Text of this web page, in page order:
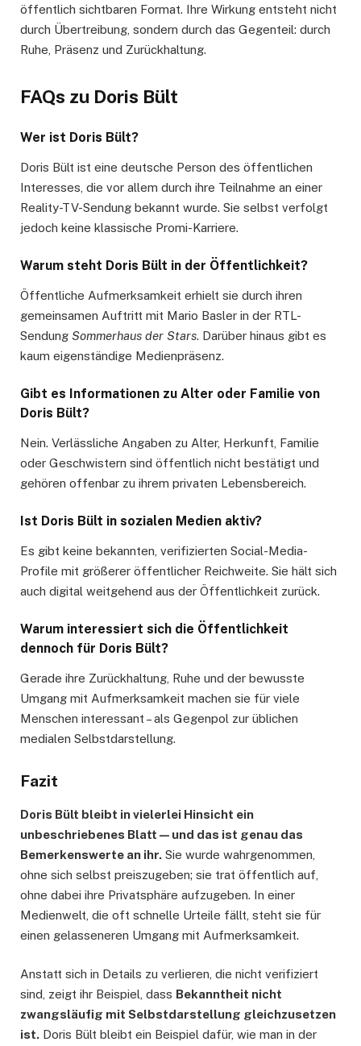
öffentlich sichtbaren Format. Ihre Wirkung entsteht nicht
durch Übertreibung, sondern durch das Gegenteil: durch
Ruhe, Präsenz und Zurückhaltung.
FAQs zu Doris Bült
Wer ist Doris Bült?
Doris Bült ist eine deutsche Person des öffentlichen
Interesses, die vor allem durch ihre Teilnahme an einer
Reality-TV-Sendung bekannt wurde. Sie selbst verfolgt
jedoch keine klassische Promi-Karriere.
Warum steht Doris Bült in der Öffentlichkeit?
Öffentliche Aufmerksamkeit erhielt sie durch ihren
gemeinsamen Auftritt mit Mario Basler in der RTL-
Sendung Sommerhaus der Stars. Darüber hinaus gibt es
kaum eigenständige Medienpräsenz.
Gibt es Informationen zu Alter oder Familie von
Doris Bült?
Nein. Verlässliche Angaben zu Alter, Herkunft, Familie
oder Geschwistern sind öffentlich nicht bestätigt und
gehören offenbar zu ihrem privaten Lebensbereich.
Ist Doris Bült in sozialen Medien aktiv?
Es gibt keine bekannten, verifizierten Social-Media-
Profile mit größerer öffentlicher Reichweite. Sie hält sich
auch digital weitgehend aus der Öffentlichkeit zurück.
Warum interessiert sich die Öffentlichkeit
dennoch für Doris Bült?
Gerade ihre Zurückhaltung, Ruhe und der bewusste
Umgang mit Aufmerksamkeit machen sie für viele
Menschen interessant – als Gegenpol zur üblichen
medialen Selbstdarstellung.
Fazit
Doris Bült bleibt in vielerlei Hinsicht ein
unbeschriebenes Blatt — und das ist genau das
Bemerkenswerte an ihr. Sie wurde wahrgenommen,
ohne sich selbst preiszugeben; sie trat öffentlich auf,
ohne dabei ihre Privatsphäre aufzugeben. In einer
Medienwelt, die oft schnelle Urteile fällt, steht sie für
einen gelasseneren Umgang mit Aufmerksamkeit.
Anstatt sich in Details zu verlieren, die nicht verifiziert
sind, zeigt ihr Beispiel, dass Bekanntheit nicht
zwangsläufig mit Selbstdarstellung gleichzusetzen
ist. Doris Bült bleibt ein Beispiel dafür, wie man in der